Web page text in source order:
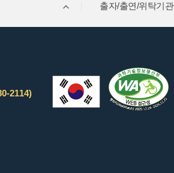
출자/출연/위탁기관
2114)